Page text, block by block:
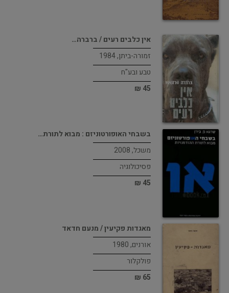
אין כלבים רעים / ברברה…
זמורה-ביתן, 1984
טבע ובע"ח
45 ₪
בשבחי האופורטוניזם : מבוא לתורת…
משכל, 2008
פסיכולוגיה
45 ₪
מאגדות פקיעין / מנעם חדאד
אורנים, 1980
פולקלור
65 ₪